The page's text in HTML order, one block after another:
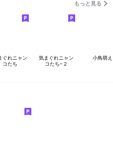
もっと見る
ぐれニャン
コたち
気まぐれニャン
コたち−２
小鳥萌え